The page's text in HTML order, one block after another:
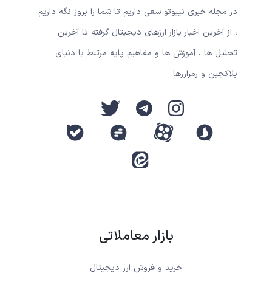
در مجله خبری نیپوتو سعی داریم تا شما را بروز نگه داریم
، از آخرین اخبار بازار ارزهای دیجیتال گرفته تا آخرین
تحلیل ها ، آموزش ها و مفاهیم پایه مرتبط با دنیای
بلاکچین و رمزارزها.
بازار معاملاتی
خرید و فروش ارز دیجیتال